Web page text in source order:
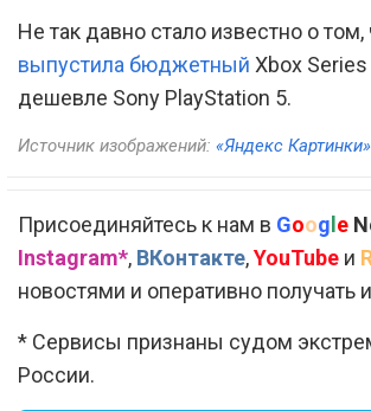
Не так давно стало известно о
выпустила бюджетный Xbox
дешевле Sony PlayStation 5.
Источник изображений: «Яндекс Картинки»
Присоединяйтесь к нам в Google
Instagram*, ВКонтакте,YouTube и
новостями и оперативно получать
* Сервисы признаны судом
России.